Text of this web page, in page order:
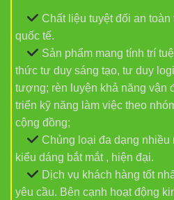
Chất liệu tuyệt đối an
quốc tế.
Sản phẩm mang tính trí
thức tư duy sáng tạo, tư duy
tượng; rèn luyện khả năng vận
triển kỹ năng làm việc theo
cộng đồng;
Chủng loại đa dạng nhiều
kiểu dáng bắt mắt , hiện đại.
Dịch vụ khách hàng tốt
yêu cầu. Bên cạnh hoạt động